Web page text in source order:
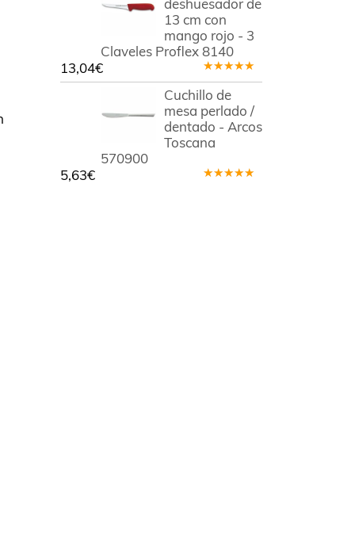
deshuesador de
13 cm con
mango rojo - 3
Claveles Proflex 8140
Valorado
en5.00
5
13,04€
Cuchillo de
mesa perlado /
dentado - Arcos
Toscana
570900
5,63€